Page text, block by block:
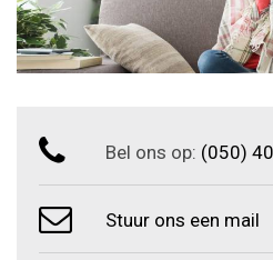
Bel ons op: (050)
Stuur ons een mail